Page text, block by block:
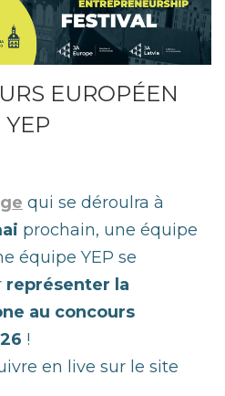
EUROPÉEN
qui se déroulra à
prochain, une équipe
équipe YEP se
représenter la
au concours
!
en live sur le site